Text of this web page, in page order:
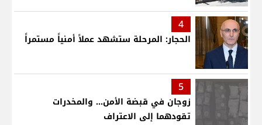
4
الحجار: المرحلة ستشهد عملاً أمنياً مستمراً
5
زوجان في قبضة الأمن... والمخدرات
تقودهما إلى الاعتراف